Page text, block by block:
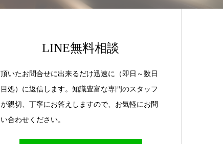
LINE無料相談
頂いたお問合せに出来るだけ迅速に（即日～数日
目処）に返信します。知識豊富な専門のスタッフ
が親切、丁寧にお答えしますので、お気軽にお問
い合わせください。